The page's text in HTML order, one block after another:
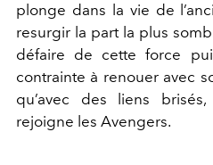
plonge dans la vie de
resurgir la part la plus
défaire de cette force
contrainte à renouer avec
qu’avec des liens
rejoigne les Avengers.